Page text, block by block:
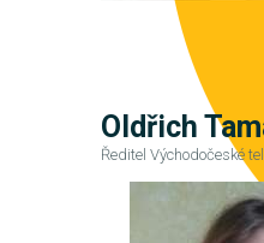
Oldřich
Ředitel Východočeské